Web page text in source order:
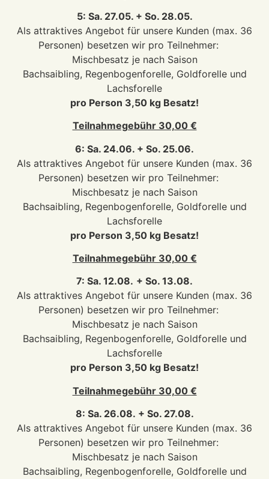
5: Sa. 27.05. + So. 28.05.
Als attraktives Angebot für unsere Kunden (max. 36
Personen) besetzen wir pro Teilnehmer:
Mischbesatz je nach Saison
Bachsaibling, Regenbogenforelle, Goldforelle und
Lachsforelle
pro Person 3,50 kg Besatz!
Teilnahmegebühr 30,00 €
6: Sa. 24.06. + So. 25.06.
Als attraktives Angebot für unsere Kunden (max. 36
Personen) besetzen wir pro Teilnehmer:
Mischbesatz je nach Saison
Bachsaibling, Regenbogenforelle, Goldforelle und
Lachsforelle
pro Person 3,50 kg Besatz!
Teilnahmegebühr 30,00 €
7: Sa. 12.08. + So. 13.08.
Als attraktives Angebot für unsere Kunden (max. 36
Personen) besetzen wir pro Teilnehmer:
Mischbesatz je nach Saison
Bachsaibling, Regenbogenforelle, Goldforelle und
Lachsforelle
pro Person 3,50 kg Besatz!
Teilnahmegebühr 30,00 €
8: Sa. 26.08. + So. 27.08.
Als attraktives Angebot für unsere Kunden (max. 36
Personen) besetzen wir pro Teilnehmer:
Mischbesatz je nach Saison
Bachsaibling, Regenbogenforelle, Goldforelle und